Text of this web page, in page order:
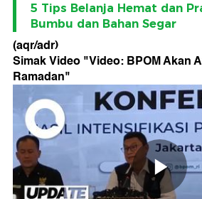
5 Tips Belanja Hemat dan
Bumbu dan Bahan Segar
(aqr/adr)
Simak Video "Video: BPOM Akan
Ramadan"